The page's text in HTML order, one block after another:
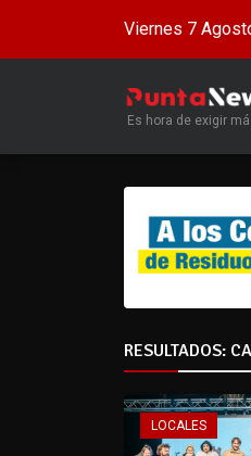
Viernes 7
Es hora de exigir
RESULTADOS:
LOCALES